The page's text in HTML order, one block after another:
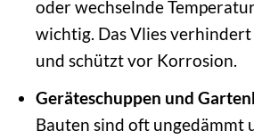
oder wechselnde
wichtig. Das Vlies
und schützt vor Korrosion.
Geräteschuppen und
Bauten sind oft ungedämmt